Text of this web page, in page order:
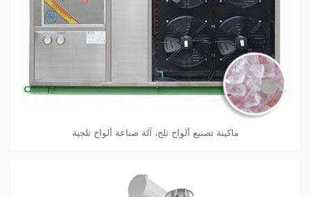
ماكينة تصنيع ألواح ثلج، آلة صناعة ألواح ثلجية